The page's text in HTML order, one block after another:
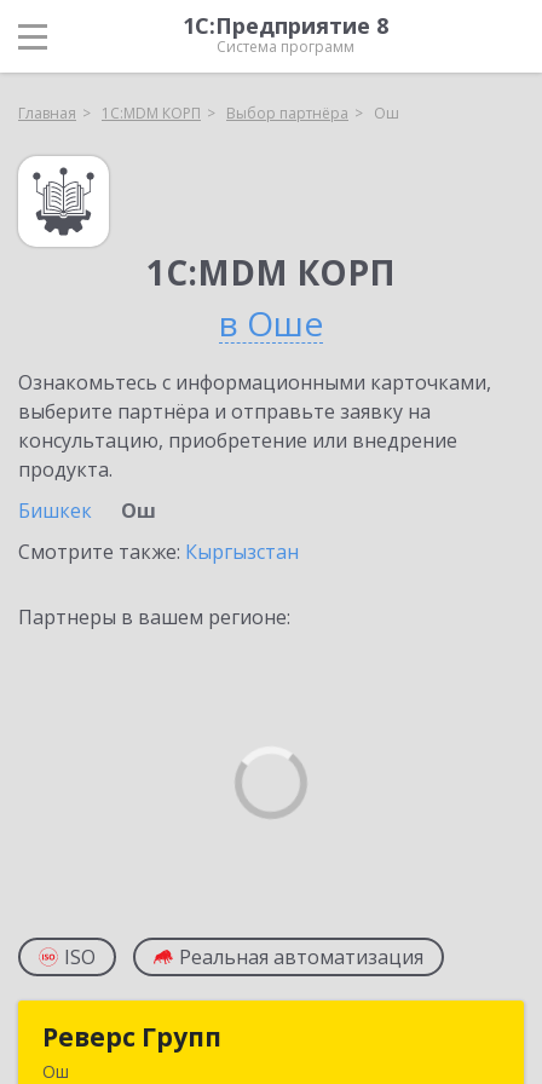
1С:Предприятие 8
Система программ
Главная 1С:MDM КОРП Выбор партнёра Ош
1С:MDM КОРП
в Оше
Ознакомьтесь с информационными карточками,
выберите партнёра и отправьте заявку на
консультацию, приобретение или внедрение
продукта.
Бишкек
Ош
Смотрите также: Кыргызстан
Партнеры в вашем регионе:
ISO Реальная автоматизация
Реверс Групп
Ош